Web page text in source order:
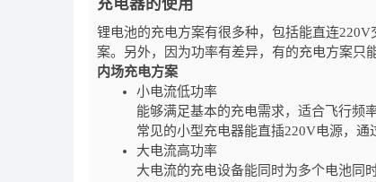
充电器的使用
锂电池的充电方案有很多种，包括能直连
案。另外，因为功率有差异，有的充电方案只
内场充电方案
小电流低功率
能够满足基本的充电需求，适合飞行频
常见的小型充电器能直插220V电源，通
大电流高功率
大电流的充电设备能同时为多个电池同